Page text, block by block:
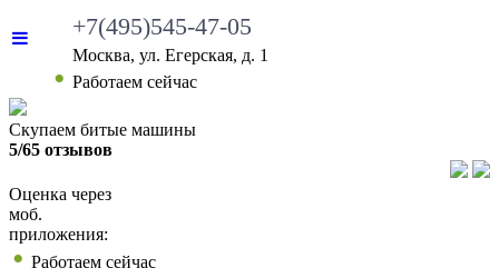
+7(495)545-47-05
Москва, ул. Егерская, д. 1
• Работаем сейчас
Скупаем битые машины
5/65 отзывов
Оценка через
моб.
приложения:
• Работаем сейчас